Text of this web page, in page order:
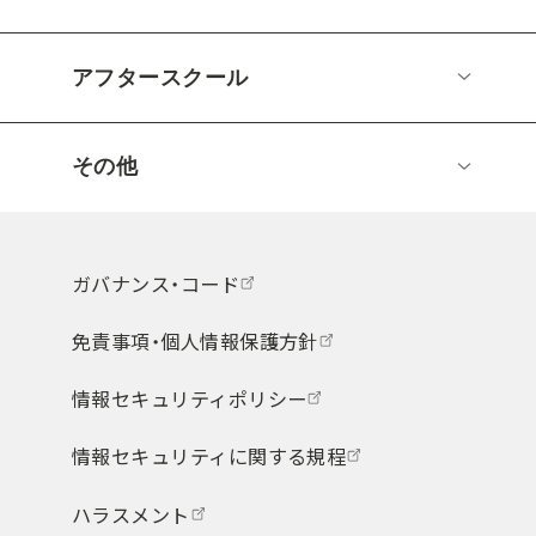
アフタースクール
その他
ガバナンス・コード
免責事項・個人情報保護方針
情報セキュリティポリシー
情報セキュリティに関する規程
ハラスメント